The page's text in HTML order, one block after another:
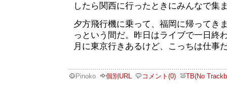
したら関西に行ったときにみんなで集
夕方飛行機に乗って、福岡に帰ってき
っという間だ。昨日はライブで一日終
月に東京行きあるけど、こっちは仕事
Pinoko 個別URL コメント(0) TB(No